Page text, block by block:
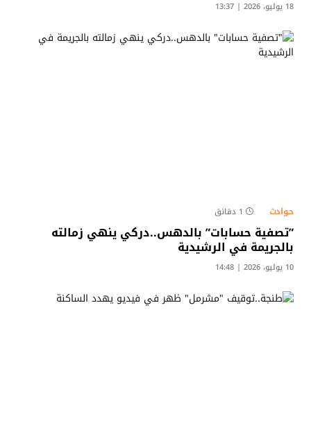
18 يوليو، 2026 | 13:37
حوادث 1 دقائق
​”تصفية حسابات” بالدهس..دركي ينهي زمالته
بالجريمة في الرشيدية
10 يوليو، 2026 | 14:48